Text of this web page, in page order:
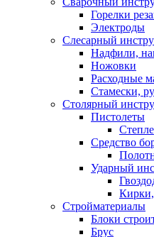
Горелки
Электроды
Слесарный
Надфили,
Ножовки
Расходные
Стамески,
Столярный
Пистолеты
Средство
Ударный
Стройматериалы
Блоки
Брус